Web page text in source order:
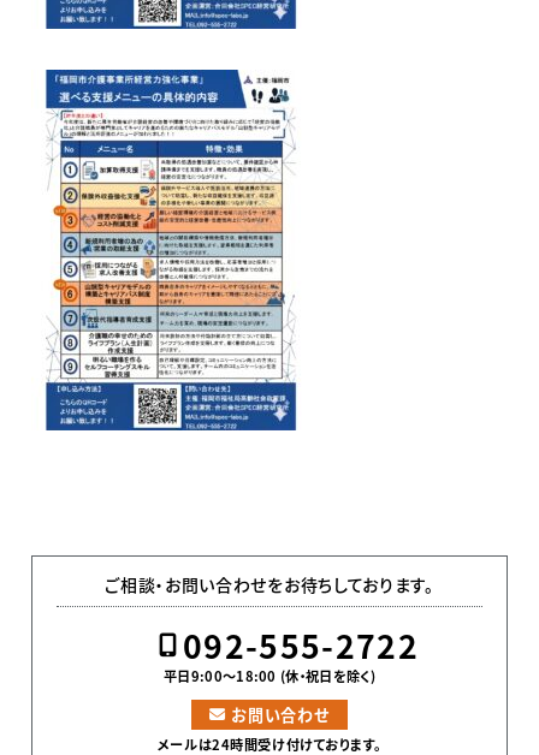
ご相談・お問い合わせをお待ちしております。
092-555-2722
平日9:00〜18:00 (休・祝日を除く)
お問い合わせ
メールは24時間受け付けております。